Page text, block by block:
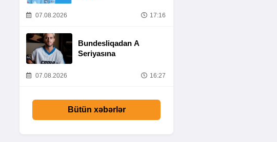
07.08.2026 17:16
Bundesliqadan A
Seriyasına
07.08.2026 16:27
Bütün xəbərlər